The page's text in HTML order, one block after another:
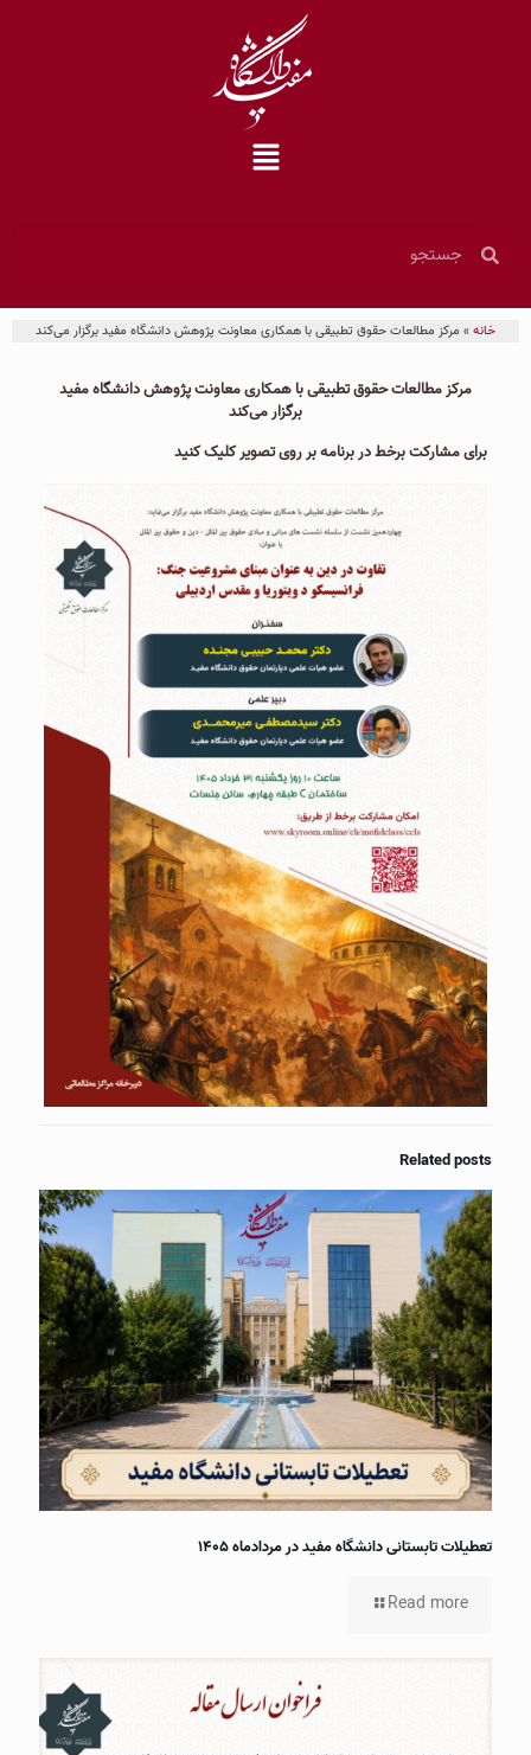
خانه» مرکز مطالعات حقوق تطبیقی با همكاری معاونت پژوهش دانشگاه مفيد برگزار می‌کند
مرکز مطالعات حقوق تطبیقی با همكاری معاونت پژوهش دانشگاه مفيد
برگزار می‌کند
برای مشارکت برخط در برنامه بر روی تصویر کلیک کنید
Related posts
تعطیلات تابستانی دانشگاه مفید در مردادماه ۱۴۰۵
Read more